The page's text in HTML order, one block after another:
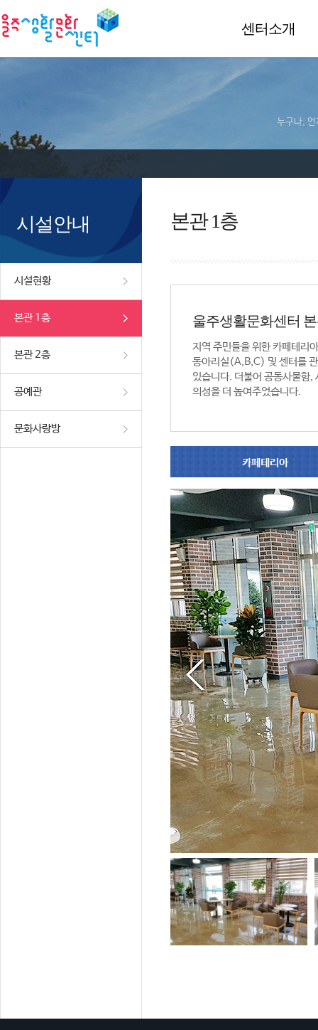
센터소개
누구나, 언
시설안내
시설현황
본관 1층
본관 2층
공예관
문화사랑방
본관 1층
울주생활문화센터
지역 주민들을 위한 카페테리
동아리실(A,B,C) 및 센터를
있습니다. 더불어 공동사물함,
의성을 더 높여주었습니다.
카페테리아